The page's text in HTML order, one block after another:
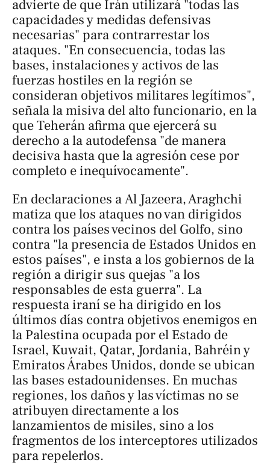
advierte de que Irán utilizará "todas las
capacidades y medidas defensivas
necesarias" para contrarrestar los
ataques. "En consecuencia, todas las
bases, instalaciones y activos de las
fuerzas hostiles en la región se
consideran objetivos militares legítimos",
señala la misiva del alto funcionario, en la
que Teherán afirma que ejercerá su
derecho a la autodefensa "de manera
decisiva hasta que la agresión cese por
completo e inequívocamente".
En declaraciones aAl Jazeera, Araghchi
matiza que los ataques no van dirigidos
contra los países vecinos del Golfo, sino
contra "la presencia de Estados Unidos en
estos países", e insta a los gobiernos de la
región a dirigir sus quejas "a los
responsables de esta guerra". La
respuesta iraní se ha dirigido en los
últimos días contra objetivos enemigos en
la Palestina ocupada por el Estado de
Israel, Kuwait, Qatar, Jordania, Bahréin y
Emiratos Árabes Unidos, donde se ubican
las bases estadounidenses. En muchas
regiones, los daños y las víctimas no se
atribuyen directamente a los
lanzamientos de misiles, sino a los
fragmentos de los interceptores utilizados
para repelerlos.